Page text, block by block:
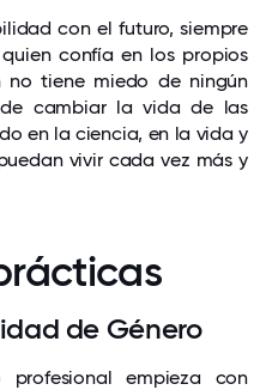
con el futuro, siempre
confía en los propios
tiene miedo de ningún
cambiar la vida de las
en la ciencia, en la vida y
vivir cada vez más y
de Género
profesional empieza con